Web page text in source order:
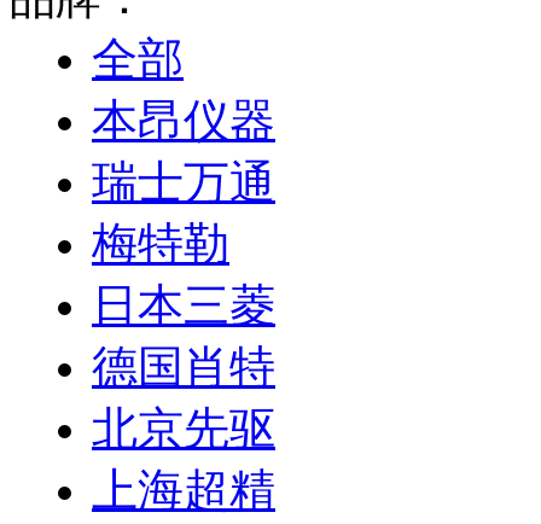
全部
本昂仪器
瑞士万通
梅特勒
日本三菱
德国肖特
北京先驱
上海超精